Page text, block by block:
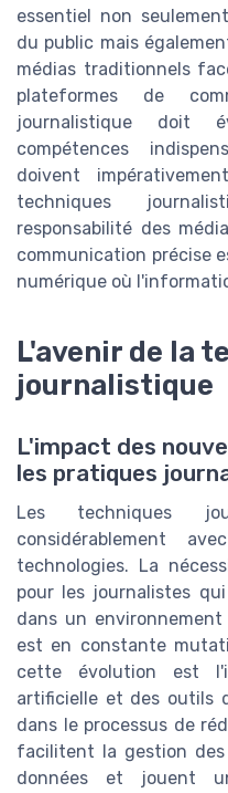
essentiel non
du public mais
médias traditionnels
plateformes de
journalistique doit
compétences
doivent
techniques
responsabilité des
communication précise
numérique où
L'avenir de la
journalistique
L'impact des
les pratiques
Les techniques
considérablement
technologies. La
pour les journalistes
dans un
est en constante
cette évolution est
artificielle et des outils
dans le processus de
facilitent la gestion
données et jouent